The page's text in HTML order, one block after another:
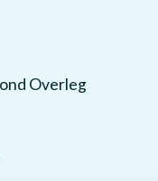
Overleg